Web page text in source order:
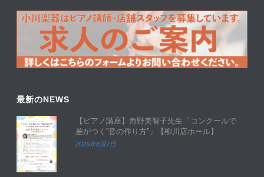
最新のNEWS
【ピアノ講座】角野美智子先生「コンクールで
差がつく”音の作り方”」【柳川店ホール】
2026年8月7日